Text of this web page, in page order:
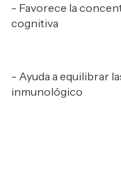
- Favorece la
cognitiva
- Ayuda a equilibrar
inmunológico